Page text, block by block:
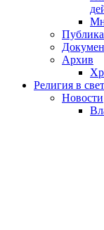
Архив
Религия в
Новости